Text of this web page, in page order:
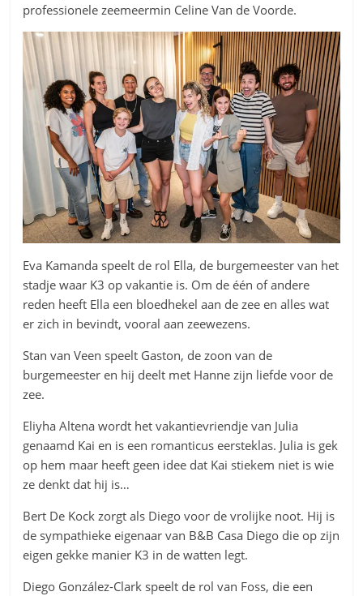
professionele zeemeermin Celine Van de Voorde.
Eva Kamanda speelt de rol Ella, de burgemeester van het
stadje waar K3 op vakantie is. Om de één of andere
reden heeft Ella een bloedhekel aan de zee en alles wat
er zich in bevindt, vooral aan zeewezens.
Stan van Veen speelt Gaston, de zoon van de
burgemeester en hij deelt met Hanne zijn liefde voor de
zee.
Eliyha Altena wordt het vakantievriendje van Julia
genaamd Kai en is een romanticus eersteklas. Julia is gek
op hem maar heeft geen idee dat Kai stiekem niet is wie
ze denkt dat hij is…
Bert De Kock zorgt als Diego voor de vrolijke noot. Hij is
de sympathieke eigenaar van B&B Casa Diego die op zijn
eigen gekke manier K3 in de watten legt.
Diego González-Clark speelt de rol van Foss, die een